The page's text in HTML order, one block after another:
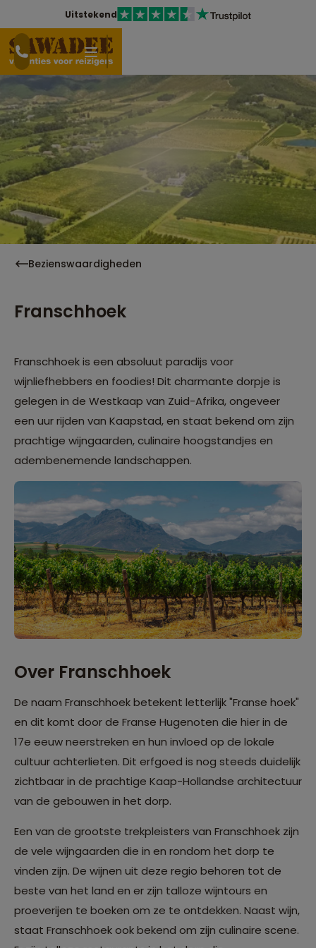
Uitstekend
Bezienswaardigheden
Franschhoek
Franschhoek is een absoluut paradijs voor
wijnliefhebbers en foodies! Dit charmante dorpje is
gelegen in de Westkaap van Zuid-Afrika, ongeveer
een uur rijden van Kaapstad, en staat bekend om zijn
prachtige wijngaarden, culinaire hoogstandjes en
adembenemende landschappen.
Over Franschhoek
De naam Franschhoek betekent letterlijk "Franse hoek"
en dit komt door de Franse Hugenoten die hier in de
17e eeuw neerstreken en hun invloed op de lokale
cultuur achterlieten. Dit erfgoed is nog steeds duidelijk
zichtbaar in de prachtige Kaap-Hollandse architectuur
van de gebouwen in het dorp.
Een van de grootste trekpleisters van Franschhoek zijn
de vele wijngaarden die in en rondom het dorp te
vinden zijn. De wijnen uit deze regio behoren tot de
beste van het land en er zijn talloze wijntours en
proeverijen te boeken om ze te ontdekken. Naast wijn,
staat Franschhoek ook bekend om zijn culinaire scene.